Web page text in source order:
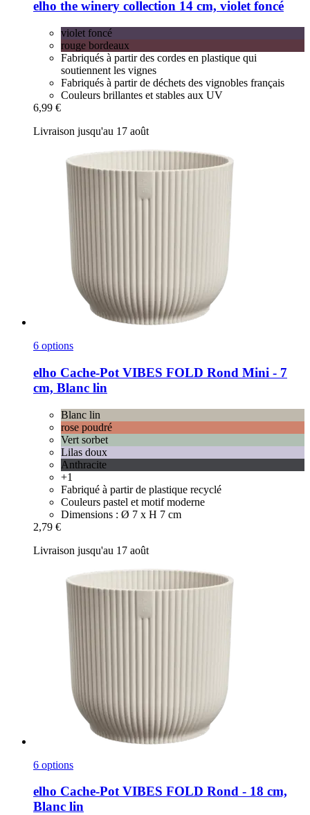
elho the winery collection 14 cm, violet foncé
violet foncé
rouge bordeaux
Fabriqués à partir des cordes en plastique qui
soutiennent les vignes
Fabriqués à partir de déchets des vignobles français
Couleurs brillantes et stables aux UV
6,99 €
Livraison jusqu'au 17 août
6 options
elho Cache-​Pot VIBES FOLD Rond Mini -​ 7
cm, Blanc lin
Blanc lin
rose poudré
Vert sorbet
Lilas doux
Anthracite
+1
Fabriqué à partir de plastique recyclé
Couleurs pastel et motif moderne
Dimensions : Ø 7 x H 7 cm
2,79 €
Livraison jusqu'au 17 août
6 options
elho Cache-​Pot VIBES FOLD Rond -​ 18 cm,
Blanc lin